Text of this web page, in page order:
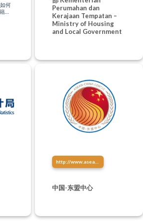
何
、
Perumahan dan
Kerajaan Tempatan –
Ministry of Housing
and Local Government
http://www.asean-china-center.org/
中国-东盟中心